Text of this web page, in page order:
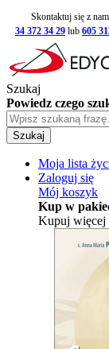
Skontaktuj się z
34 372 34 29 lub 605
Szukaj
Powiedz czego
Szukaj
Moja lista
Zaloguj się
Mój koszyk
Kup w
Kupuj więcej